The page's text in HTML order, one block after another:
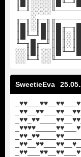
SweetieEva